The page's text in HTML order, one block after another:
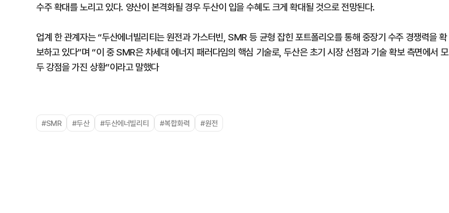
수주 확대를 노리고 있다. 양산이 본격화될 경우 두산이 입을 수혜도 크게 확대될 것으로 전망된다.
업계 한 관계자는 “두산에너빌리티는 원전과 가스터빈, SMR 등 균형 잡힌 포트폴리오를 통해 중장기 수주 경쟁력을 확
보하고 있다”며 “이 중 SMR은 차세대 에너지 패러다임의 핵심 기술로, 두산은 초기 시장 선점과 기술 확보 측면에서 모
두 강점을 가진 상황”이라고 말했다
#SMR #두산 #두산에너빌리티 #복합화력 #원전